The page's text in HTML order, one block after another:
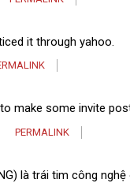
it through yahoo.
make some invite
PERMALINK
là trái tim công